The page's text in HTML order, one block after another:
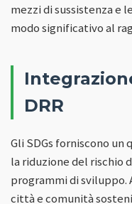
mezzi di sussistenza
modo significativo al
DRR
Gli SDGs forniscono
la riduzione del rischio
programmi di sviluppo.
città e comunità